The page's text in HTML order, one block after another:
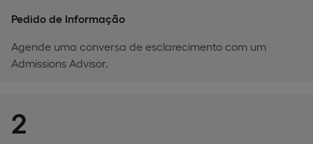
Pedido de Informação
Agende uma conversa de esclarecimento com um
Admissions Advisor.
2